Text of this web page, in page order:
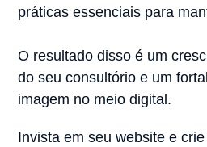
práticas essenciais para
O resultado disso é um
do seu consultório e um
imagem no meio digital.
Invista em seu website e